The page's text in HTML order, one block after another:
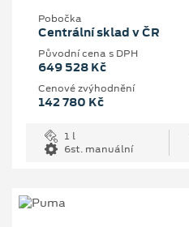
Pobočka
Centrální sklad v ČR
Původní cena s DPH
649 528 Kč
Cenové zvýhodnění
142 780 Kč
1 l
6st. manuální